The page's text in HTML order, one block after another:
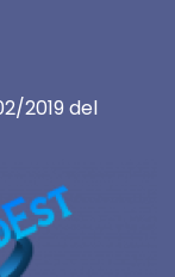
2019 del